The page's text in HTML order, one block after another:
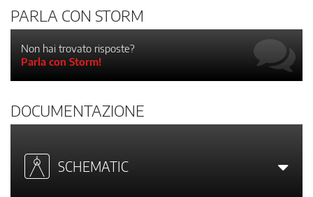
PARLA CON STORM
Non hai trovato risposte?
Parla con Storm!
DOCUMENTAZIONE
SCHEMATIC